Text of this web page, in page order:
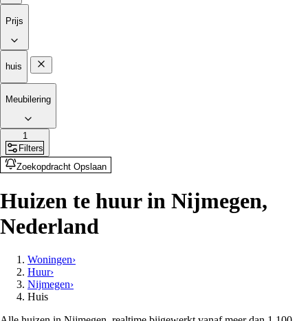
Prijs
huis
Meubilering
1
Filters
Zoekopdracht Opslaan
Huizen te huur in Nijmegen,
Nederland
Woningen›
Huur›
Nijmegen›
Huis